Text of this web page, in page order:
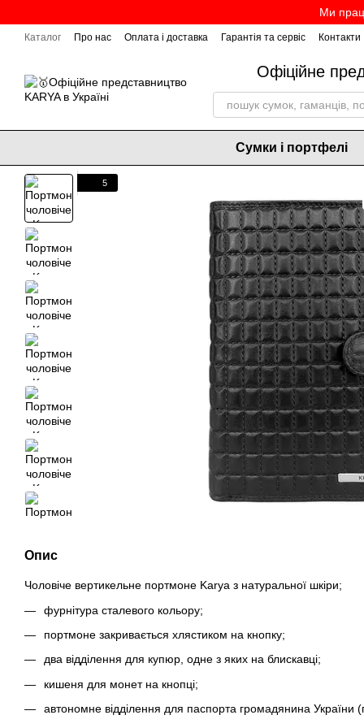
Ми
Каталог Про нас Оплата і доставка Гарантія та сервіс Контакти
Офіційне
Сумки і портфелі
5
Опис
Чоловіче вертикельне портмоне Karya з натуральної шкіри;
фурнітура сталевого кольору;
портмоне закривається хлястиком на кнопку;
два відділення для купюр, одне з яких на блискавці;
кишеня для монет на кнопці;
автономне відділення для паспорта громадянина України